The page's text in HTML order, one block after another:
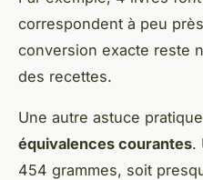
correspondent à peu
conversion exacte reste
des recettes.
Une autre astuce
équivalences courantes.
454 grammes, soit